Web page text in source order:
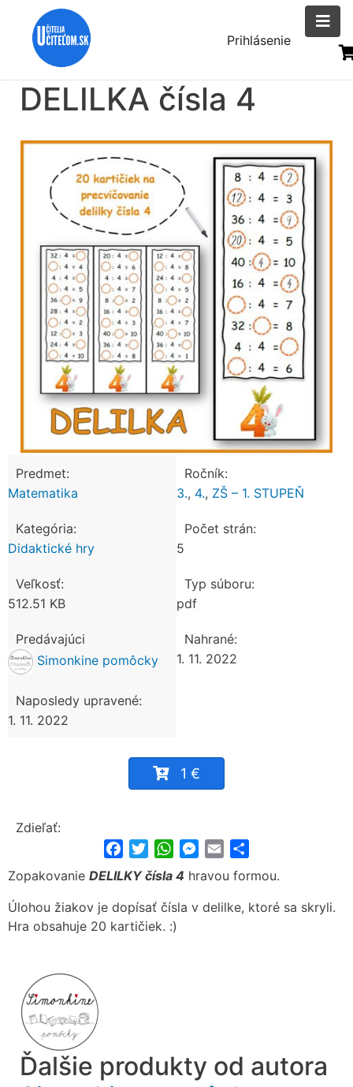
Menu
účtu
Prihlásenie
DELILKA čísla 4
Predmet:
Matematika
Ročník:
3., 4., ZŠ – 1. STUPEŇ
Kategória:
Didaktické hry
Počet strán:
5
Veľkosť:
512.51 KB
Typ súboru:
pdf
Predávajúci
Simonkine pomôcky
Nahrané:
1. 11. 2022
Naposledy upravené:
1. 11. 2022
1 €
Zdieľať:
FacebookTwitterWhatsApp
Messenger
Email
Zopakovanie DELILKY čísla 4 hravou formou.
Úlohou žiakov je dopísať čísla v delilke, ktoré sa skryli.
Hra obsahuje 20 kartičiek. :)
Ďalšie produkty od autora